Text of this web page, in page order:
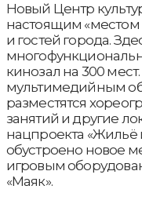
Новый Центр
настоящим «местом
и гостей города.
кинозал на 300
мультимедийным
разместятся
занятий и другие
нацпроекта «Жильё
обустроено новое
игровым
«Маяк».